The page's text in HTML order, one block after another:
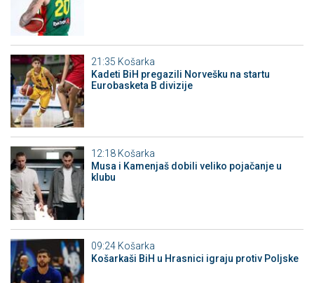
21:35 Košarka
Kadeti BiH pregazili Norvešku na startu
Eurobasketa B divizije
12:18 Košarka
Musa i Kamenjaš dobili veliko pojačanje u
klubu
09:24 Košarka
Košarkaši BiH u Hrasnici igraju protiv Poljske